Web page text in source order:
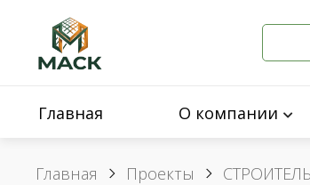
Главная О компании
Главная Проекты